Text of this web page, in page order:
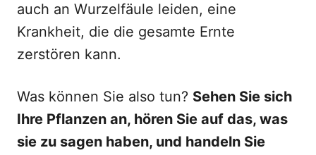
auch an Wurzelfäule leiden, eine
Krankheit, die die gesamte Ernte
zerstören kann.
Was können Sie also tun? Sehen Sie sich
Ihre Pflanzen an, hören Sie auf das, was
sie zu sagen haben, und handeln Sie